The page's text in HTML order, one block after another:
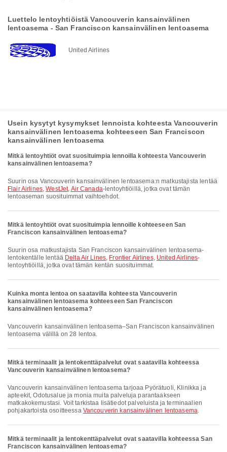
Luettelo lentoyhtiöistä Vancouverin kansainvälinen
lentoasema - San Franciscon kansainvälinen lentoasema
United Airlines
Usein kysytyt kysymykset lennoista kohteesta Vancouverin
kansainvälinen lentoasema kohteeseen San Franciscon
kansainvälinen lentoasema
Mitkä lentoyhtiöt ovat suosituimpia lennoilla kohteesta Vancouverin
kansainvälinen lentoasema?
Suurin osa Vancouverin kansainvälinen lentoasema:n matkustajista lentää
Flair Airlines,WestJet, Air Canada-lentoyhtiöillä, jotka ovat tämän
lentoaseman suosituimmat vaihtoehdot.
Mitkä lentoyhtiöt ovat suosituimpia lennoille kohteeseen San
Franciscon kansainvälinen lentoasema?
Suurin osa matkustajista San Franciscon kansainvälinen lentoasema-
lentokentälle lentää Delta Air Lines, Frontier Airlines, United Airlines-
lentoyhtiöillä, jotka ovat tämän kentän suosituimmat.
Kuinka monta lentoa on saatavilla kohteesta Vancouverin
kansainvälinen lentoasema kohteeseen San Franciscon
kansainvälinen lentoasema?
Vancouverin kansainvälinen lentoasema–San Franciscon kansainvälinen
lentoasema välillä on 28 lentoa.
Mitkä terminaalit ja lentokenttäpalvelut ovat saatavilla kohteessa
Vancouverin kansainvälinen lentoasema?
Vancouverin kansainvälinen lentoasema tarjoaa Pyörätuoli, Klinikka ja
apteekit, Odotusalue ja monia muita palveluja parantaakseen
matkakokemustasi. Voit tarkistaa lisätiedot palveluista ja terminaalien
pohjakartoista osoitteessa Vancouverin kansainvälinen lentoasema.
Mitkä terminaalit ja lentokenttäpalvelut ovat saatavilla kohteessa San
Franciscon kansainvälinen lentoasema?